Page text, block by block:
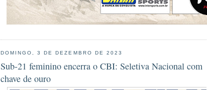
DOMINGO, 3 DE DEZEMBRO DE 2023
Sub-21 feminino encerra o CBI: Seletiva Nacional com
chave de ouro